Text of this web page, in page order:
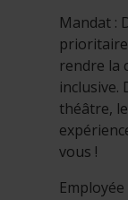
Mandat :
rendre la
inclusive.
théâtre,
vous !